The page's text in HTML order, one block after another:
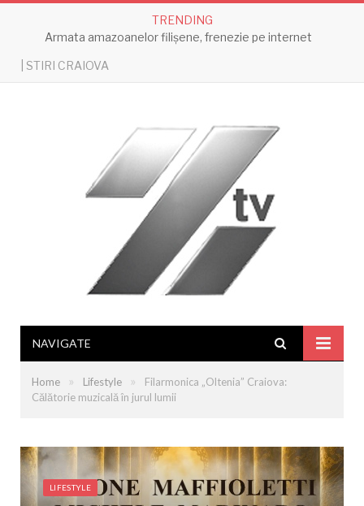
TRENDING
Armata amazoanelor filișene, frenezie pe internet
| STIRI CRAIOVA
NAVIGATE
Home » Lifestyle »
Filarmonica „Oltenia” Craiova:
Călătorie muzicală în jurul lumii
LIFESTYLE